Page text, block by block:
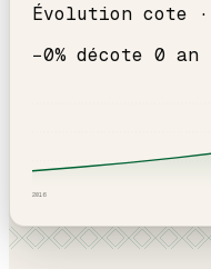
Évolution cote ·
−0% décote 0 an
2016